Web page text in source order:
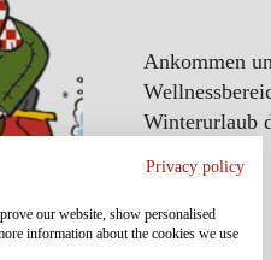
Ankommen
Winterurlaub
Privacy policy
our website, show personalised
information about the cookies we use